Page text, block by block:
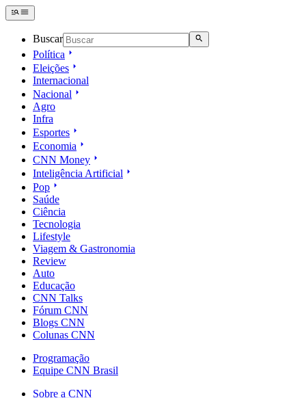
Buscar
Política
Eleições
Internacional
Nacional
Agro
Infra
Esportes
Economia
CNN Money
Inteligência Artificial
Pop
Saúde
Ciência
Tecnologia
Lifestyle
Viagem & Gastronomia
Review
Auto
Educação
CNN Talks
Fórum CNN
Blogs CNN
Colunas CNN
Programação
Equipe CNN Brasil
Sobre a CNN